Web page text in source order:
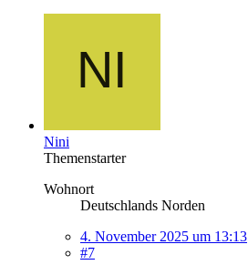
Nini
Themenstarter
Wohnort
Deutschlands Norden
4. November 2025 um 13:13
#7